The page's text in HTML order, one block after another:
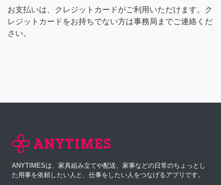
お支払いは、クレジットカードがご利用いただけます。ク
レジットカードをお持ちでない方は事務局までご連絡くだ
さい。
ANYTIMESは、家具組み立てや配送、家事などの日常のちょっとし
た用事を依頼したい人と、仕事をしたい人をつなげるアプリです。